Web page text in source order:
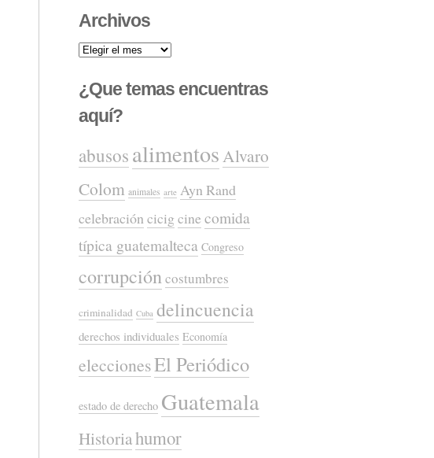
Archivos
Archivos
¿Que temas encuentras
aquí?
abusos alimentosAlvaro
Colom animales arte Ayn Rand
celebración cicig cine comida
típica guatemalteca Congreso
corrupcióncostumbres
criminalidad Cuba delincuencia
derechos individuales Economía
eleccionesEl Periódico
estado de derecho Guatemala
Historiahumor